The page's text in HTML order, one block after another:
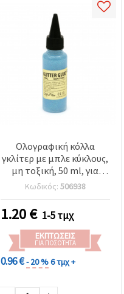
Ολογραφική κόλλα
γκλίτερ με μπλε κύκλους,
μη τοξική, 50 ml, για
χειροτεχνίες
Κωδικός: 506938
1.20€ 1-5 τμχ
ΕΚΠΤΏΣΕΙΣ
ΓΙΑ ΠΟΣΌΤΗΤΑ
0.96 €- 20 %6 τμχ +